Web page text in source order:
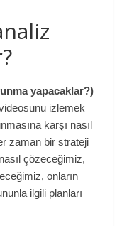
yapacaklar?)
izlemek
karşı nasıl
zaman bir strateji
çözeceğimiz,
onların
ilgili planları